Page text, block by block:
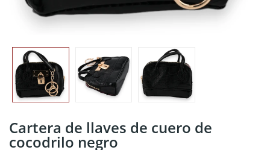
Cartera de llaves de cuero de
cocodrilo negro